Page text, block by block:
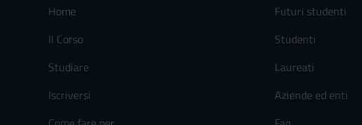
Home
Il Corso
Studiare
Iscriversi
Futuri studenti
Studenti
Laureati
Aziende ed enti